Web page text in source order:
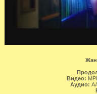
Видео:
Аудио: